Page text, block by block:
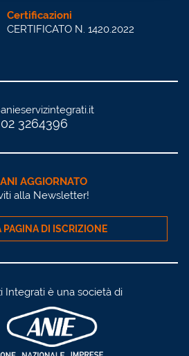
Integrati è una società di
Certificazioni
CERTIFICATO N. 1420.2022
02 3264396
AGGIORNATO
alla Newsletter!
PAGINA DI ISCRIZIONE